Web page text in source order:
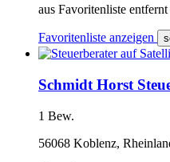
aus Favoritenliste entfernt
Favoritenliste anzeigen
Schmidt Horst
1 Bew.
56068 Koblenz,